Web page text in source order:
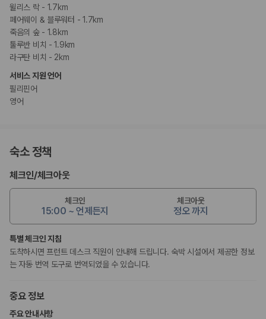
윌리스 락 - 1.7km
페어웨이 & 블루워터 - 1.7km
죽음의 숲 - 1.8km
툴루반 비치 - 1.9km
라구탄 비치 - 2km
서비스 지원 언어
필리핀어
영어
숙소 정책
체크인/체크아웃
체크인
15:00 ~ 언제든지
체크아웃
정오 까지
특별 체크인 지침
도착하시면 프런트 데스크 직원이 안내해 드립니다. 숙박 시설에서 제공한 정보
는 자동 번역 도구로 번역되었을 수 있습니다.
중요 정보
주요 안내사항